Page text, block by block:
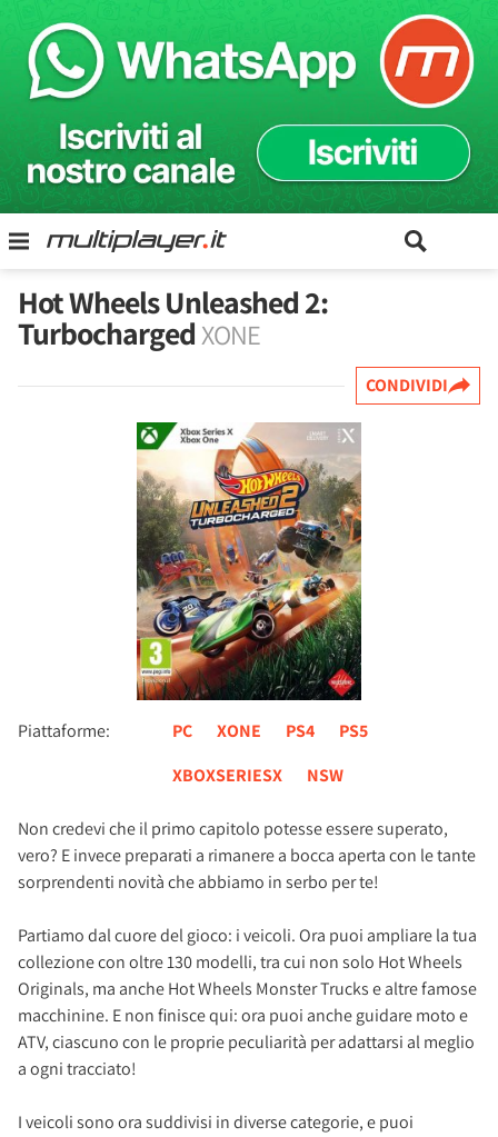
Hot Wheels Unleashed 2:
TurbochargedXONE
CONDIVIDI
Piattaforme: PC XONE PS4
PS5
XBOXSERIESX
NSW
Non credevi che il primo capitolo potesse essere superato,
vero? E invece preparati a rimanere a bocca aperta con le tante
sorprendenti novità che abbiamo in serbo per te!
Partiamo dal cuore del gioco: i veicoli. Ora puoi ampliare la tua
collezione con oltre 130 modelli, tra cui non solo Hot Wheels
Originals, ma anche Hot Wheels Monster Trucks e altre famose
macchinine. E non finisce qui: ora puoi anche guidare moto e
ATV, ciascuno con le proprie peculiarità per adattarsi al meglio
a ogni tracciato!
I veicoli sono ora suddivisi in diverse categorie, e puoi